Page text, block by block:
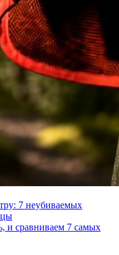
7 неубиваемых
и сравниваем 7 самых